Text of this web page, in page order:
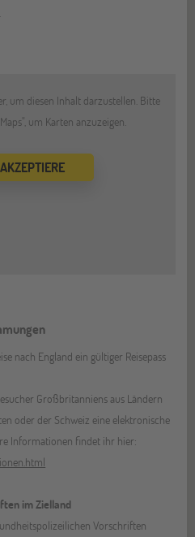
um diesen Inhalt darzustellen. Bitte
um Karten anzuzeigen.
nach England ein gültiger Reisepass
Großbritanniens aus Ländern
oder der Schweiz eine elektronische
Informationen findet ihr hier:
im Zielland
Vorschriften